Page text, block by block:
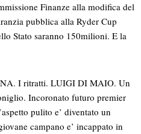
Finanze alla modifica del
pubblica alla Ryder Cup
Stato saranno 150milioni. E la
I ritratti. LUIGI DI MAIO. Un
Incoronato futuro premier
pulito e’ diventato un
campano e’ incappato in